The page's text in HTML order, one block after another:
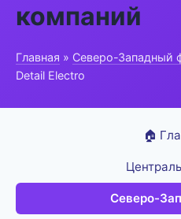
компаний
Главная » Северо-Западный
Detail Electro
🏠
Северо-